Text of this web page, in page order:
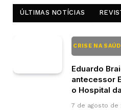
ÚLTIMAS NOTÍCIAS
CRISE NA
Eduardo
antecessor
o Hospital
7 de agosto de